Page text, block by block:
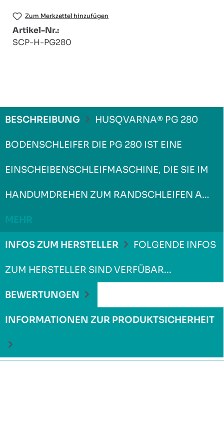
Zum Merkzettel hinzufügen
Artikel-Nr.:
SCP-H-PG280
BESCHREIBUNG HUSQVARNA® PG 280
BODENSCHLEIFER DIE PG 280 IST EINE
EINSCHEIBENSCHLEIFMASCHINE, DIE SIE IM
HANDUMDREHEN ZUM RANDSCHLEIFEN A…
INFOS ZUM HERSTELLER FOLGENDE INFOS
ZUM HERSTELLER SIND VERFÜBAR...
BEWERTUNGEN
INFORMATIONEN ZUR PRODUKTSICHERHEIT